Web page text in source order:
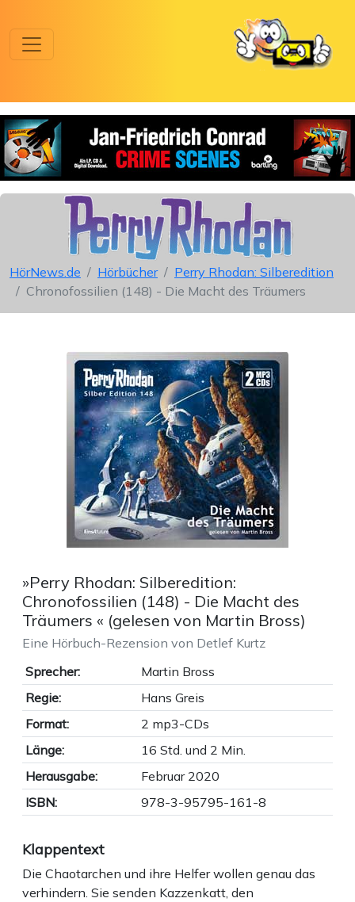
HörNews.de Hörbücher
Perry Rhodan: Silberedition
Chronofossilien (148) - Die Macht des Träumers
»Perry Rhodan: Silberedition:
Chronofossilien (148) - Die Macht des
Träumers « (gelesen von Martin Bross)
Eine Hörbuch-Rezension von Detlef Kurtz
Sprecher:
Martin Bross
Regie:
Hans Greis
Format:
2 mp3-CDs
Länge:
16 Std. und 2 Min.
Herausgabe:
Februar 2020
ISBN:
978-3-95795-161-8
Klappentext
Die Chaotarchen und ihre Helfer wollen genau das
verhindern. Sie senden Kazzenkatt, den